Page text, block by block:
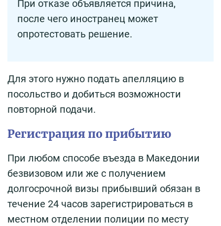
При отказе объявляется причина,
после чего иностранец может
опротестовать решение.
Для этого нужно подать апелляцию в
посольство и добиться возможности
повторной подачи.
Регистрация по прибытию
При любом способе въезда в Македонии
безвизовом или же с получением
долгосрочной визы прибывший обязан в
течение 24 часов зарегистрироваться в
местном отделении полиции по месту